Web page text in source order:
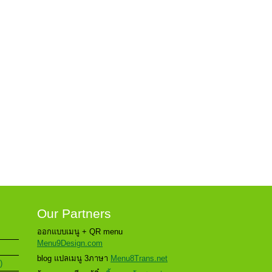
Our Partners
ออกแบบเมนู + QR menu
Menu9Design.com
blog แปลเมนู 3ภาษา Menu8Trans.net